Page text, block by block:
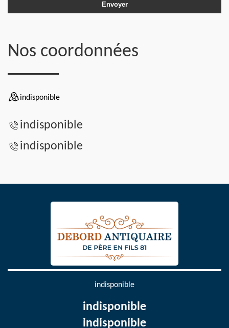
Nos coordonnées
indisponible
indisponible
indisponible
indisponible
indisponible
indisponible